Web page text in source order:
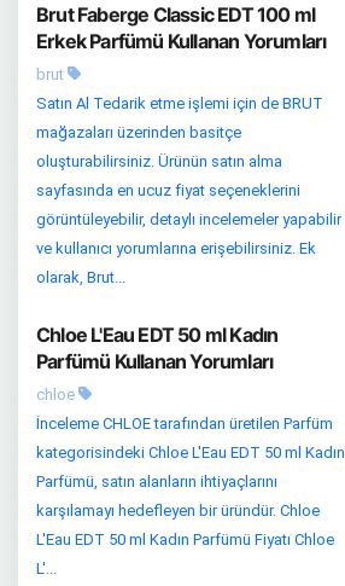
Brut Faberge Classic EDT 100 ml
Erkek Parfümü Kullanan Yorumları
brut
Satın Al Tedarik etme işlemi için de BRUT
mağazaları üzerinden basitçe
oluşturabilirsiniz. Ürünün satın alma
sayfasında en ucuz fiyat seçeneklerini
görüntüleyebilir, detaylı incelemeler yapabilir
ve kullanıcı yorumlarına erişebilirsiniz. Ek
olarak, Brut...
Chloe L'Eau EDT 50 ml Kadın
Parfümü Kullanan Yorumları
chloe
İnceleme CHLOE tarafından üretilen Parfüm
kategorisindeki Chloe L'Eau EDT 50 ml Kadın
Parfümü, satın alanların ihtiyaçlarını
karşılamayı hedefleyen bir üründür. Chloe
L'Eau EDT 50 ml Kadın Parfümü Fiyatı Chloe
L'...